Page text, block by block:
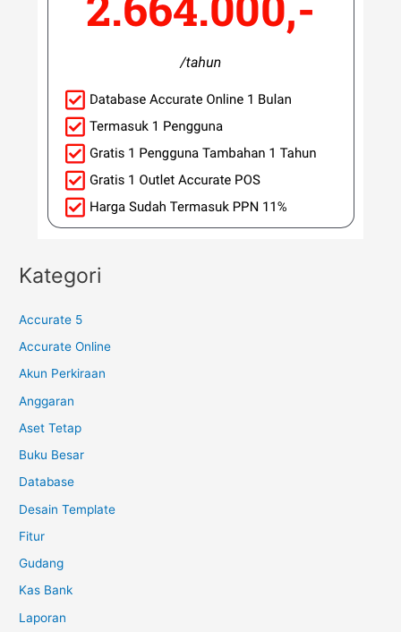
Kategori
Accurate 5
Accurate Online
Akun Perkiraan
Anggaran
Aset Tetap
Buku Besar
Database
Desain Template
Fitur
Gudang
Kas Bank
Laporan